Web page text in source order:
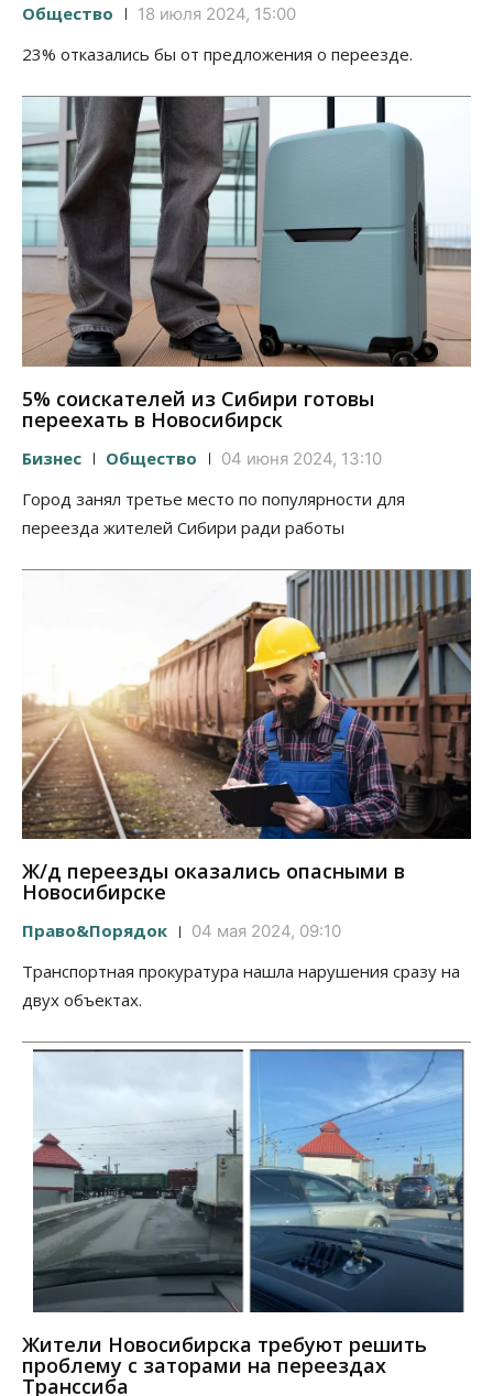
Общество 18 июля 2024, 15:00
23% отказались бы от предложения о переезде.
5% соискателей из Сибири готовы
переехать в Новосибирск
Бизнес Общество 04 июня 2024, 13:10
Город занял третье место по популярности для
переезда жителей Сибири ради работы
Ж/д переезды оказались опасными в
Новосибирске
Право&Порядок 04 мая 2024, 09:10
Транспортная прокуратура нашла нарушения сразу на
двух объектах.
Жители Новосибирска требуют решить
проблему с заторами на переездах
Транссиба